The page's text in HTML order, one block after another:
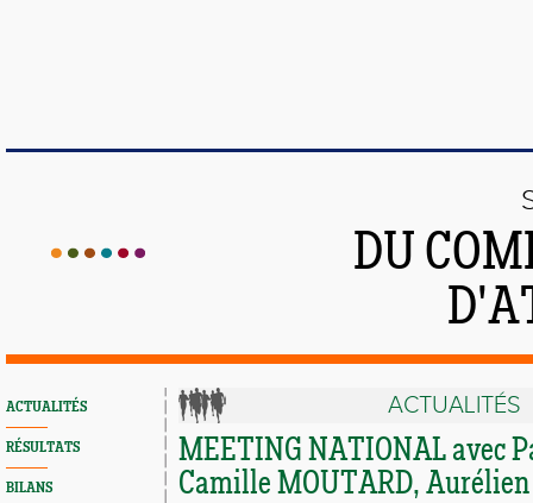
DU
ACTUALITÉS
RÉSULTATS
BILANS
ACTUALITÉS
MEETING NATIONAL avec
Camille MOUTARD,